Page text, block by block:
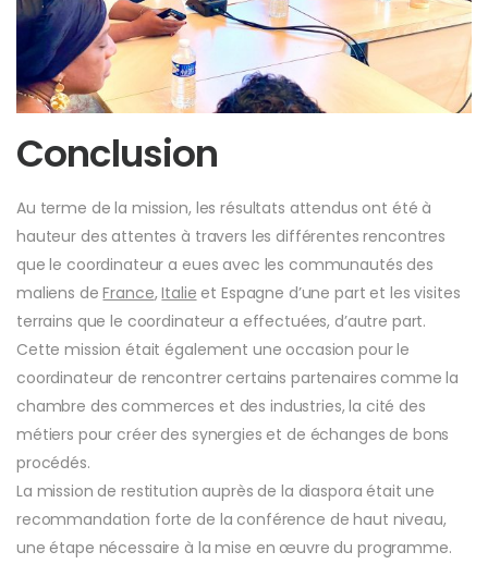
Conclusion
Au terme de la mission, les résultats attendus ont été à
hauteur des attentes à travers les différentes rencontres
que le coordinateur a eues avec les communautés des
maliens deFrance,Italie et Espagne d’une part et les visites
terrains que le coordinateur a effectuées, d’autre part.
Cette mission était également une occasion pour le
coordinateur de rencontrer certains partenaires comme la
chambre des commerces et des industries, la cité des
métiers pour créer des synergies et de échanges de bons
procédés.
La mission de restitution auprès de la diaspora était une
recommandation forte de la conférence de haut niveau,
une étape nécessaire à la mise en œuvre du programme.